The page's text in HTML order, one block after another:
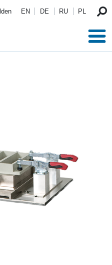
EN DE RU PL